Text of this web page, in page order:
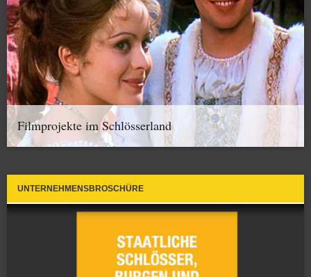
Filmprojekte im Schlösserland
UNTERNEHMENSBROSCHÜRE